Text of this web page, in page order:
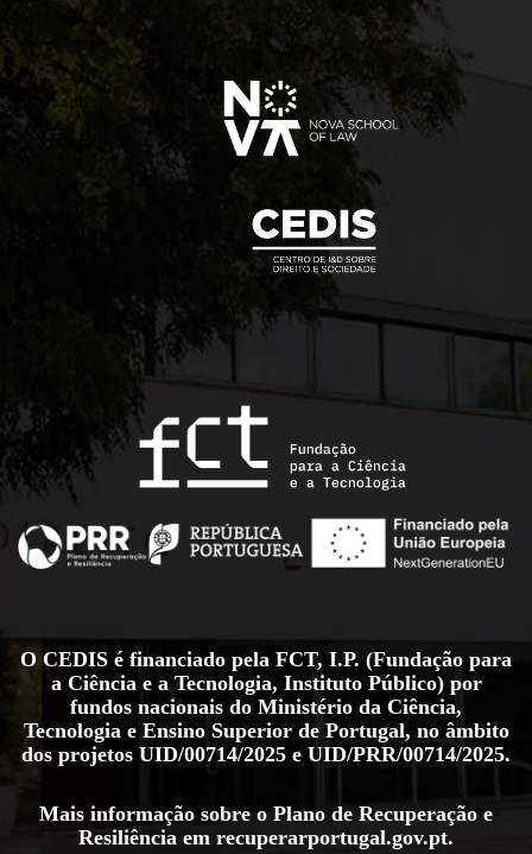
O CEDIS é financiado pela FCT, I.P. (Fundação para
a Ciência e a Tecnologia, Instituto Público) por
fundos nacionais do Ministério da Ciência,
Tecnologia e Ensino Superior de Portugal, no âmbito
dos projetos UID/00714/2025 e UID/PRR/00714/2025.
Mais informação sobre o Plano de Recuperação e
Resiliência em recuperarportugal.gov.pt.